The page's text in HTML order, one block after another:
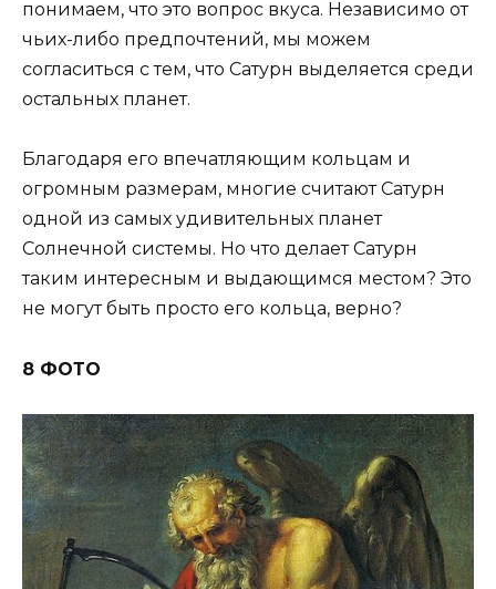
понимаем, что это вопрос вкуса. Независимо от
чьих-либо предпочтений, мы можем
согласиться с тем, что Сатурн выделяется среди
остальных планет.
Благодаря его впечатляющим кольцам и
огромным размерам, многие считают Сатурн
одной из самых удивительных планет
Солнечной системы. Но что делает Сатурн
таким интересным и выдающимся местом? Это
не могут быть просто его кольца, верно?
8 ФОТО